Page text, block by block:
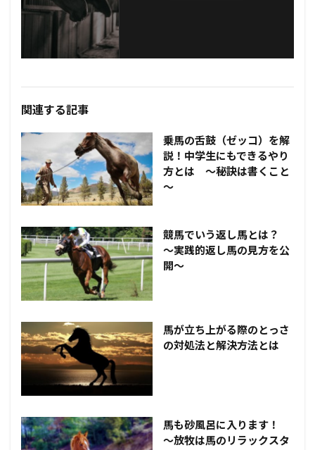
関連する記事
乗馬の舌鼓（ゼッコ）を解
説！中学生にもできるやり
方とは ～秘訣は書くこと
～
競馬でいう返し馬とは？
～実践的返し馬の見方を公
開～
馬が立ち上がる際のとっさ
の対処法と解決方法とは
馬も砂風呂に入ります！
～放牧は馬のリラックスタ